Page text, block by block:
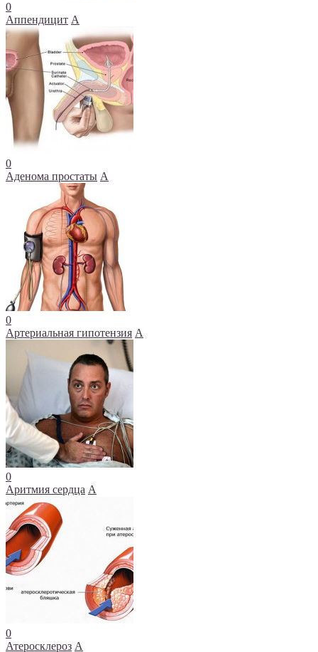
0
Аппендицит А
0
Аденома простаты А
0
Артериальная гипотензия А
0
Аритмия сердца А
0
Атеросклероз А